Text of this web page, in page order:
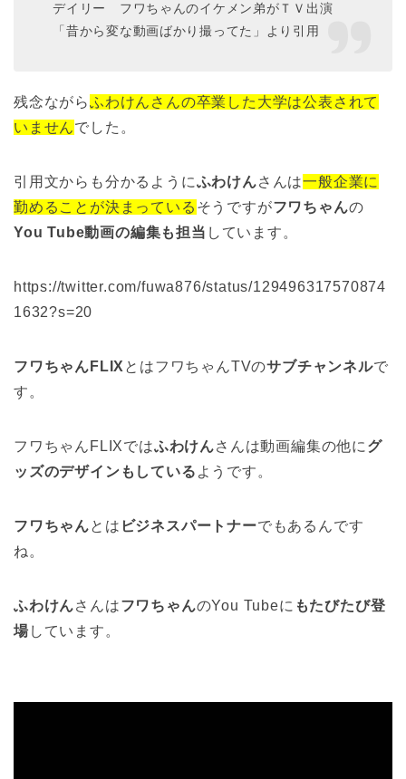
デイリー フワちゃんのイケメン弟がＴＶ出演
「昔から変な動画ばかり撮ってた」より引用
残念ながらふわけんさんの卒業した大学は公表されて
いませんでした。
引用文からも分かるようにふわけんさんは一般企業に
勤めることが決まっている そうですがフワちゃんの
You Tube動画の編集も担当 しています。
https://twitter.com/fuwa876/status/129496317570874
1632?s=20
フワちゃんFLIX とはフワちゃんTVのサブチャンネルで
す。
フワちゃんFLIXではふわけんさんは動画編集の他に グ
ッズのデザインもしている ようです。
フワちゃんとは ビジネスパートナーでもあるんです
ね。
ふわけんさんはフワちゃんのYou Tubeに もたびたび登
場しています。